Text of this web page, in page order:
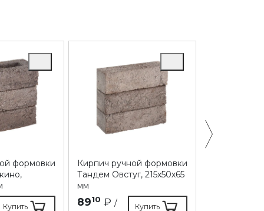
формовки
Купить
Кирпич ручной формовки
Тандем Овстуг, 215х50х65
мм
8910 ₽ /
Купить